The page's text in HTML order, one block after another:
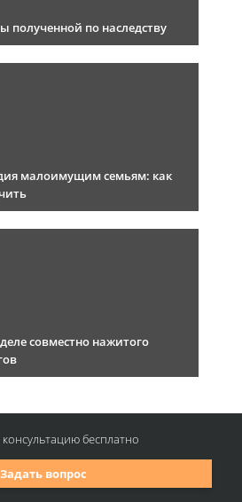
полученной по наследству
малоимущим семьям: как
совместно нажитого
Задать вопрос
бесплатно